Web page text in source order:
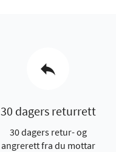
30 dagers returrett
30 dagers retur- og
angrerett fra du mottar